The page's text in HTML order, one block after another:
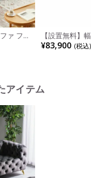
ァ フ
グ ポ
ァー リ
【設置無料】
け ソファ レヴ
使用可能 カバ
¥83,900 (税込)
アイテム